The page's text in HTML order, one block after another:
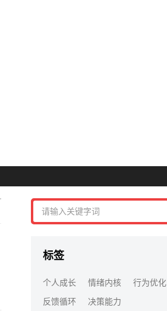
标签
个人成长 情绪内核
行为优化
反馈循环
决策能力